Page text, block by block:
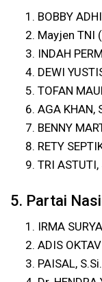
BOBBY
Mayjen TNI
INDAH
DEWI
TOFAN
AGA KHAN,
BENNY
RETY
TRI ASTUTI,
5. Partai
IRMA
ADIS
PAISAL, S.Si.